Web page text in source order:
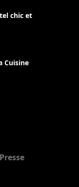
chic et
Cuisine